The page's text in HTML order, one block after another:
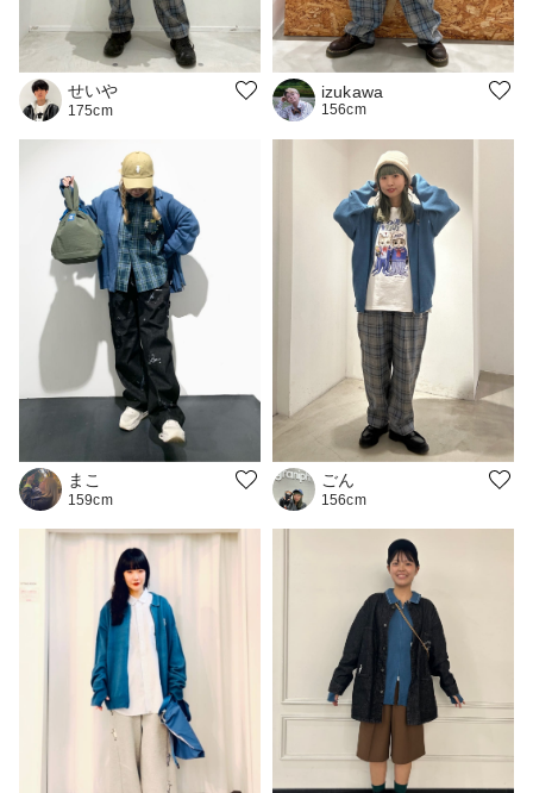
せいや
175cm
izukawa
156cm
まこ
159cm
ごん
156cm